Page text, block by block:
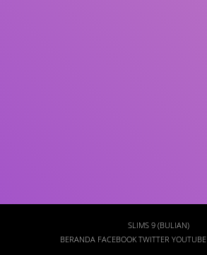
SLIMS 9 (BULIAN)
BERANDA FACEBOOK TWITTER YOUTUBE